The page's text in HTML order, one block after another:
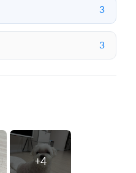
3
3
+4